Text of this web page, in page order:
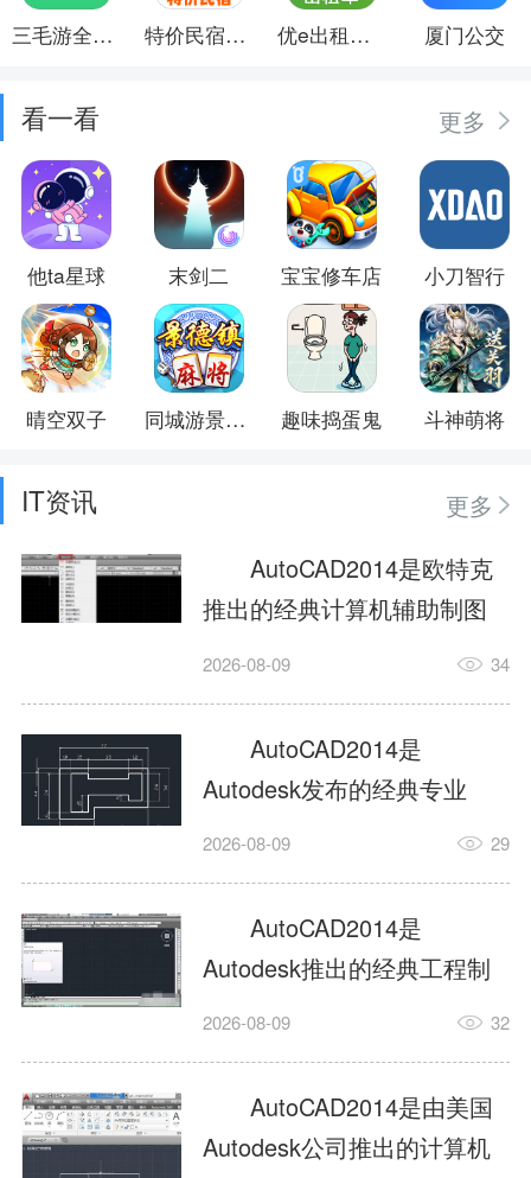
三毛游全球景点讲解语音导游 特价民宿预订 优e出租司机 厦门公交
看一看 更多
他ta星球 末剑二 宝宝修车店 小刀智行
晴空双子 同城游景德镇麻将 趣味捣蛋鬼 斗神萌将
IT资讯
更多
AutoCAD2014是欧特克
推出的经典计算机辅助制图
工具，主打稳定2D施工图绘
行业工程设计。版本新增图
纸标签页、实景地理地图、
协同设计交流模块，优化命
令行智能纠错与图层批量管
理，支持Win8触屏操作、点
云扫描数据导入，兼容各类
DWG图纸格式，文件互通...
2026-08-09 34
AutoCAD2014是
Autodesk发布的经典专业
CAD制图设计软件，是工程
绘图工具。软件专注精准二
维绘图、图纸编辑、参数化
设计及基础三维建模，广泛
应用于建筑设计、机械制
造、土木工程、室内设计等
多个行业。软件优化绘图流
畅度与文件兼容性，支持参
2026-08-09 29
AutoCAD2014是
Autodesk推出的经典工程制
图设计软件，主打高效精准
建模作业，适配建筑、机
械、市政、室内设计等多行
业场景。软件优化运行机制
2026-08-09 32
AutoCAD2014是由美国
Autodesk公司推出的计算机